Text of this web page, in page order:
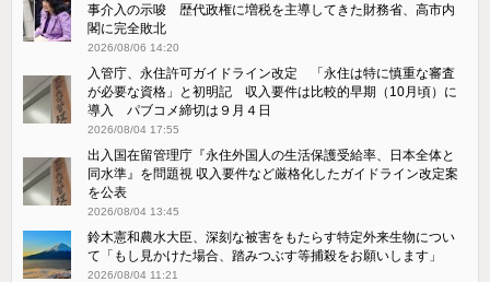
事介入の示唆 歴代政権に増税を主導してきた財務省、高市内
閣に完全敗北
2026/08/06 14:20
入管庁、永住許可ガイドライン改定 「永住は特に慎重な審査
が必要な資格」と初明記 収入要件は比較的早期（10月頃）に
導入 パブコメ締切は９月４日
2026/08/04 17:55
出入国在留管理庁『永住外国人の生活保護受給率、日本全体と
同水準』を問題視 収入要件など厳格化したガイドライン改定案
を公表
2026/08/04 13:45
鈴木憲和農水大臣、深刻な被害をもたらす特定外来生物につい
て「もし見かけた場合、踏みつぶす等捕殺をお願いします」
2026/08/04 11:21